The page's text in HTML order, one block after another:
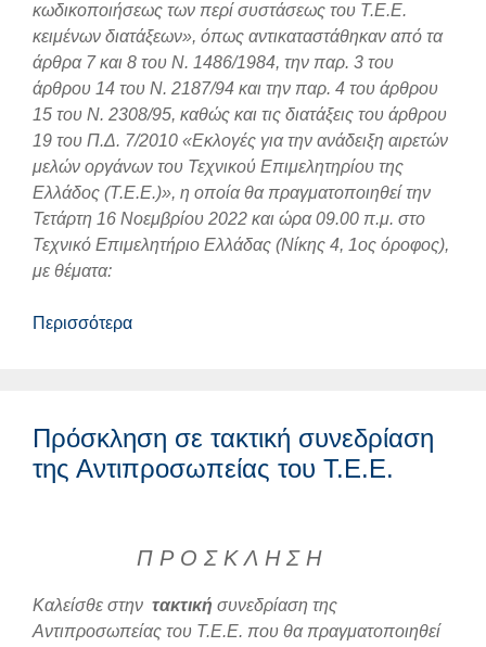
κωδικοποιήσεως των περί συστάσεως του Τ.Ε.Ε.
κειμένων διατάξεων», όπως αντικαταστάθηκαν από τα
άρθρα 7 και 8 του Ν. 1486/1984, την παρ. 3 του
άρθρου 14 του Ν. 2187/94 και την παρ. 4 του άρθρου
15 του Ν. 2308/95, καθώς και τις διατάξεις του άρθρου
19 του Π.Δ. 7/2010 «Εκλογές για την ανάδειξη αιρετών
μελών οργάνων του Τεχνικού Επιμελητηρίου της
Ελλάδος (Τ.Ε.Ε.)», η οποία θα πραγματοποιηθεί την
Τετάρτη 16 Νοεμβρίου 2022 και ώρα 09.00 π.μ. στο
Τεχνικό Επιμελητήριο Ελλάδας (Νίκης 4, 1ος όροφος),
με θέματα:
Περισσότερα
Πρόσκληση σε τακτική συνεδρίαση
της Αντιπροσωπείας του Τ.Ε.Ε.
Π Ρ Ο Σ Κ Λ Η Σ Η
Καλείσθε στην τακτική συνεδρίαση της
Αντιπροσωπείας του Τ.Ε.Ε. που θα πραγματοποιηθεί